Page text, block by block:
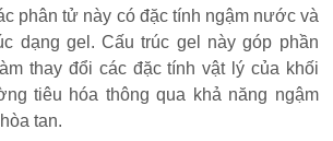
phân tử này có đặc tính ngậm nước và
dạng gel. Cấu trúc gel này góp phần
thay đổi các đặc tính vật lý của khối
tiêu hóa thông qua khả năng ngậm
tan.